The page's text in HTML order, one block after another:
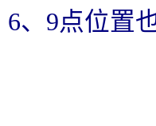
6、9点位置